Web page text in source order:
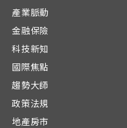
產業脈動
金融保險
科技新知
國際焦點
趨勢大師
政策法規
地產房市